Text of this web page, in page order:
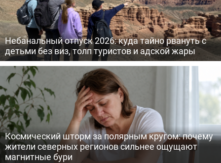
Небанальный отпуск 2026: куда тайно рвануть с
детьми без виз, толп туристов и адской жары
Космический шторм за полярным кругом: почему
жители северных регионов сильнее ощущают
магнитные бури